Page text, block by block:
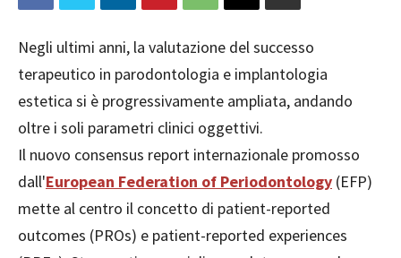
Negli ultimi anni, la valutazione del successo
terapeutico in parodontologia e implantologia
estetica si è progressivamente ampliata, andando
oltre i soli parametri clinici oggettivi.
Il nuovo consensus report internazionale promosso
dall'European Federation of Periodontology (EFP)
mette al centro il concetto di patient-reported
outcomes (PROs) e patient-reported experiences